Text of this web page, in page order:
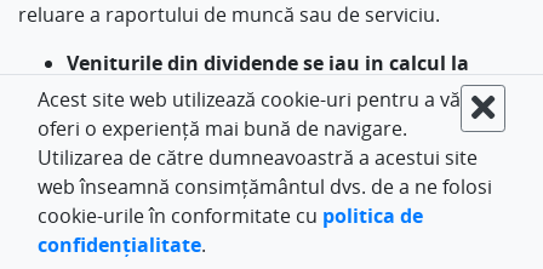
reluare a raportului de muncă sau de serviciu.
Veniturile din dividende se iau in calcul la
indemnizaţie creştere copil?
Veniturile din dividende NU se iau in calcul la
indemnizaţia pentru creştere copil.
Acest site web utilizează cookie-uri pentru a vă
oferi o experiență mai bună de navigare.
Utilizarea de către dumneavoastră a acestui site
web înseamnă consimțământul dvs. de a ne folosi
cookie-urile în conformitate cu politica de
confidențialitate.